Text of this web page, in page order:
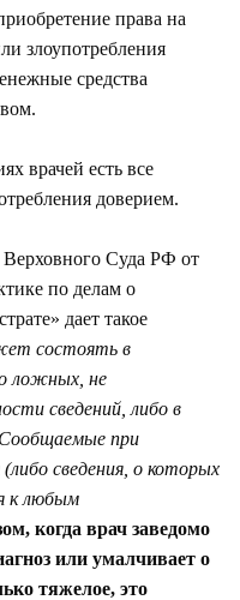
права на
злоупотребления
средства
врачей есть все
доверием.
Суда РФ от
по делам о
дает такое
состоять в
ложных, не
сведений, либо в
при
сведения, о которых
к любым
когда врач заведомо
или умалчивает о
тяжелое, это